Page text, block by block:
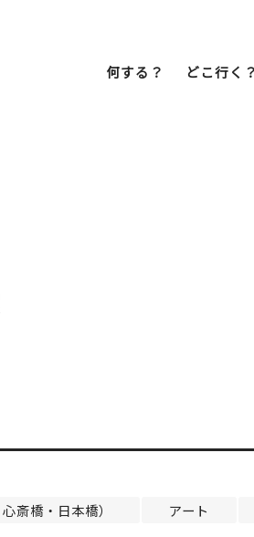
何する？ どこ行く？
斎橋・日本橋） アート